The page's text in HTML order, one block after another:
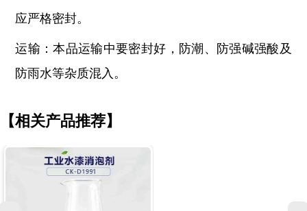
应严格密封。
运输：本品运输中要密封好，防潮、防强碱强酸及
防雨水等杂质混入。
【相关产品推荐】